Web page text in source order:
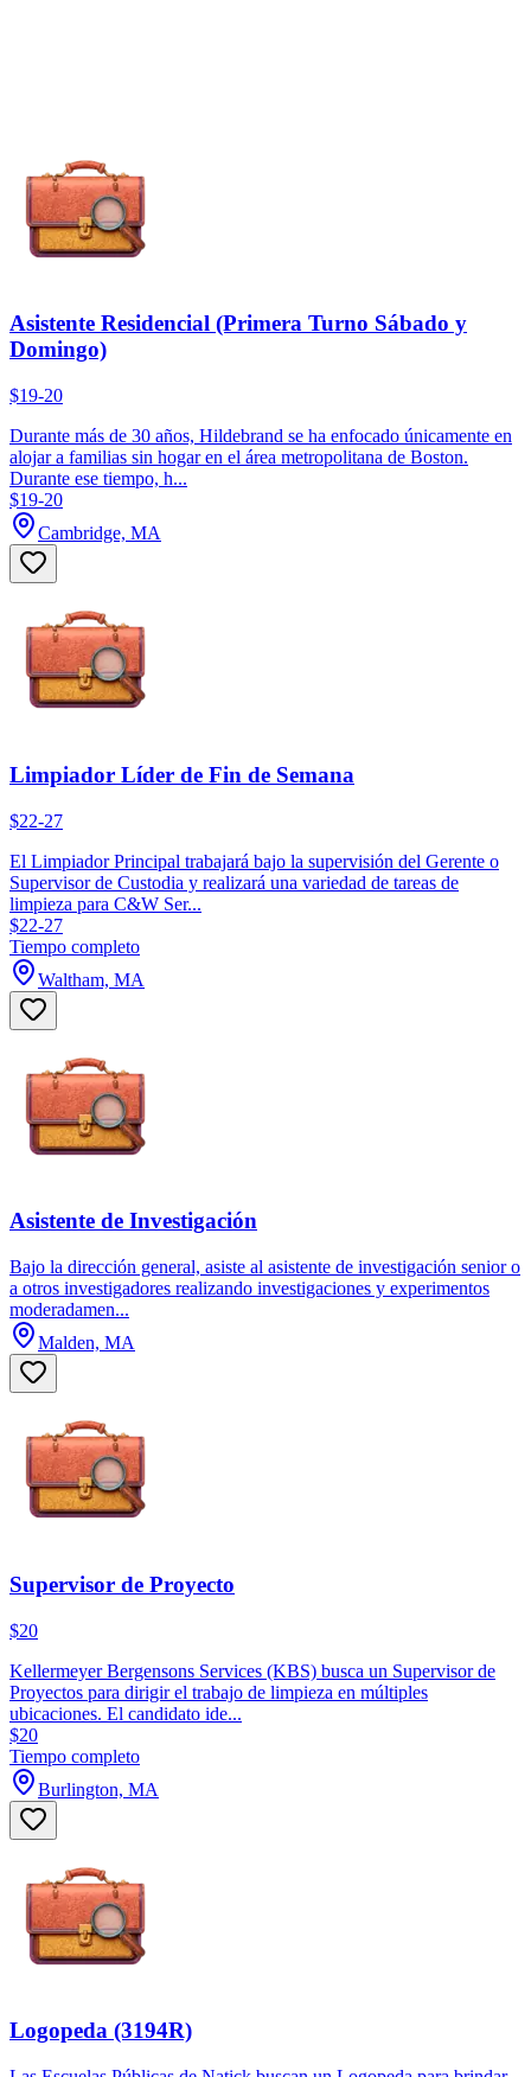
Asistente Residencial (Primera Turno Sábado y
Domingo)
$19-20
Durante más de 30 años, Hildebrand se ha enfocado únicamente en
alojar a familias sin hogar en el área metropolitana de Boston.
Durante ese tiempo, h...
$19-20
Cambridge, MA
Limpiador Líder de Fin de Semana
$22-27
El Limpiador Principal trabajará bajo la supervisión del Gerente o
Supervisor de Custodia y realizará una variedad de tareas de
limpieza para C&W Ser...
$22-27
Tiempo completo
Waltham, MA
Asistente de Investigación
Bajo la dirección general, asiste al asistente de investigación senior o
a otros investigadores realizando investigaciones y experimentos
moderadamen...
Malden, MA
Supervisor de Proyecto
$20
Kellermeyer Bergensons Services (KBS) busca un Supervisor de
Proyectos para dirigir el trabajo de limpieza en múltiples
ubicaciones. El candidato ide...
$20
Tiempo completo
Burlington, MA
Logopeda (3194R)